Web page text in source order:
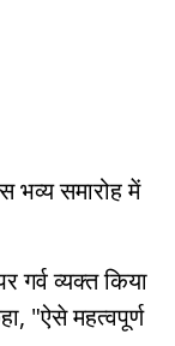
भव्य समारोह में
गर्व व्यक्त किया
"ऐसे महत्वपूर्ण